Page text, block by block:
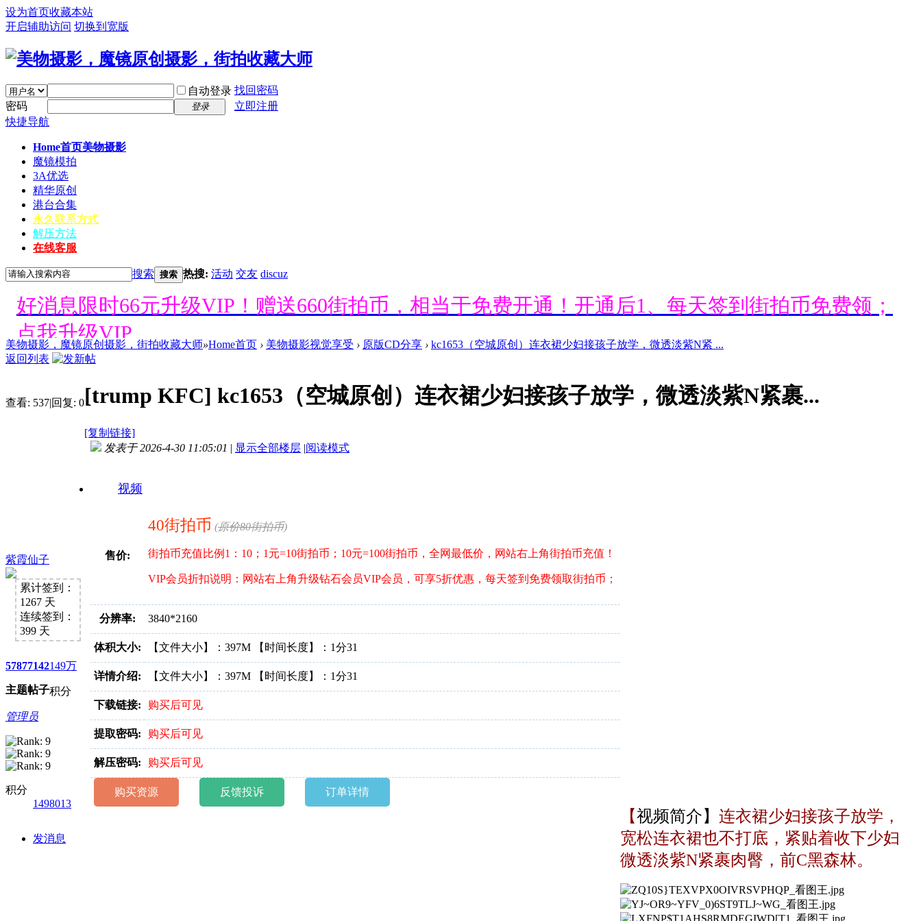
设为首页收藏本站
开启辅助访问 切换到宽版
自动登录 找回密码
密码
登录
立即注册
快捷导航
Home首页美物摄影
魔镜模拍
3A优选
精华原创
港台合集
永久联系方式
解压方法
在线客服
搜索 搜索 热搜: 活动 交友 discuz
好消息限时66元升级VIP！赠送660街拍币，相当于免费开通！开通后1、每天签到街拍币免费领；
点我升级VIP。
好消息限时66元升级VIP！赠送660街拍币，相当于免费开通！开通后1、每天签到街拍币免费领；
点我升级VIP。
好消息限时66元升级VIP！赠送660街拍币，相当于免费开通！开通后1、每天签到街拍币免费领；
点我升级VIP。
好消息限时66元升级VIP！赠送660街拍币，相当于免费开通！开通后1、每天签到街拍币免费领；
好消息限时66元升级VIP！赠送660街拍币，相当于免费开通！开通后1、每天签到街拍币免费领；
点我升级VIP。
好消息限时66元升级VIP！赠送660街拍币，相当于免费开通！开通后1、每天签到街拍币免费领；
点我升级VIP。
美物摄影，魔镜原创摄影，街拍收藏大师»Home首页 › 美物摄影视觉享受 › 原版CD分享 › kc1653（空城原创）连衣裙少妇接孩子放学，微透淡紫N紧 ...
返回列表
查看: 537|回复: 0[trump KFC] kc1653（空城原创）连衣裙少妇接孩子放学，微透淡紫N紧裹...
[复制链接]
紫霞仙子
累计签到：
1267 天
连续签到：
399 天
5787
主题
7142
帖子
149万
积分
管理员
积分
1498013
发消息
发表于 2026-4-30 11:05:01 | 显示全部楼层 |阅读模式
视频
售价:
40街拍币 (原价80街拍币)
街拍币充值比例1：10；1元=10街拍币；10元=100街拍币，全网最低价，网站右上角街拍币充值！
VIP会员折扣说明：网站右上角升级钻石会员VIP会员，可享5折优惠，每天签到免费领取街拍币；
分辨率: 3840*2160
体积大小: 【文件大小】：397M 【时间长度】：1分31
详情介绍: 【文件大小】：397M 【时间长度】：1分31
下载链接: 购买后可见
提取密码: 购买后可见
解压密码: 购买后可见
购买资源 反馈投诉 订单详情
【视频简介】 连衣裙少妇接孩子放学，
宽松连衣裙也不打底，紧贴着收下少妇
微透淡紫N紧裹肉臀，前C黑森林。